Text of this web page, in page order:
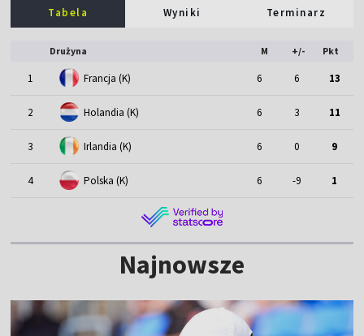
Tabela Wyniki Terminarz
Drużyna M +/- Pkt
1 Francja (K) 6 6 13
2 Holandia (K) 6 3 11
3 Irlandia (K) 6 0 9
4 Polska (K) 6 -9 1
Najnowsze